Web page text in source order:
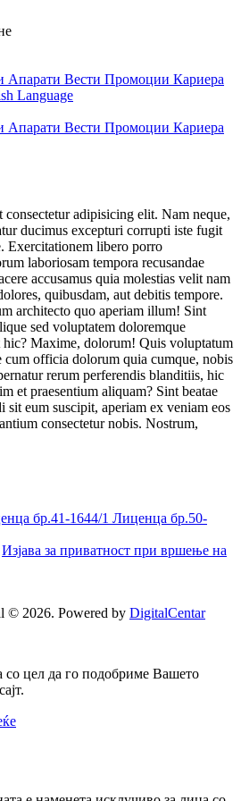
Апарати Вести Промоции Кариера
Language
Апарати Вести Промоции Кариера
adipisicing elit. Nam neque,
ducimus excepturi corrupti iste fugit
Exercitationem libero porro
laboriosam tempora recusandae
accusamus quia molestias velit nam
quibusdam, aut debitis tempore.
architecto quo aperiam illum! Sint
sed voluptatem doloremque
hic? Maxime, dolorum! Quis voluptatum
cum officia dolorum quia cumque, nobis
rerum perferendis blanditiis, hic
et praesentium aliquam? Sint beatae
eum suscipit, aperiam ex veniam eos
consectetur nobis. Nostrum,
бр.41-1644/1 Лиценца бр.50-
Изјава за приватност при вршење на
© 2026. Powered by DigitalCentar
цел да го подобриме Вашето